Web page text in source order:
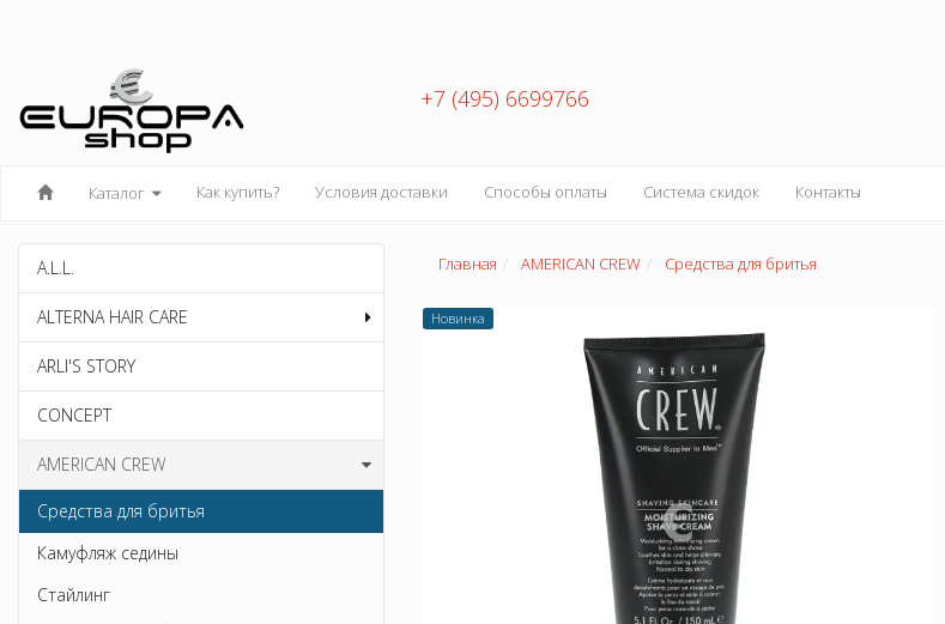
+7 (495) 6699766
Каталог Как купить? Условия доставки Способы оплаты Система скидок Контакты
A.L.L.
ALTERNA HAIR CARE
ARLI'S STORY
CONCEPT
AMERICAN CREW
Средства для бритья
Камуфляж седины
Стайлинг
Главная AMERICAN CREW Средства для бритья
Новинка